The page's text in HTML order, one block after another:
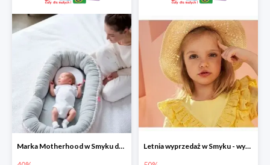
Marka Motherhood w Smyku do -40% Letnia wyprzedaż w Smyku - wybrane ubrania i buty do -50%